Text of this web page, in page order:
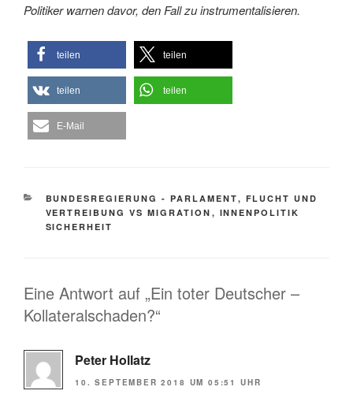
Politiker warnen davor, den Fall zu instrumentalisieren.
teilen teilen
teilen teilen
E-Mail
KATEGORIEN
BUNDESREGIERUNG - PARLAMENT, FLUCHT UND
VERTREIBUNG VS MIGRATION , INNENPOLITIK
SICHERHEIT
Eine Antwort auf „Ein toter Deutscher –
Kollateralschaden?“
Peter Hollatz
10. SEPTEMBER 2018 UM 05:51 UHR